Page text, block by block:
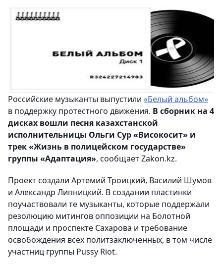
Российские музыканты выпустили «Белый альбом»
в поддержку протестного движения. В сборник на 4
дисках вошли песня казахстанской
исполнительницы Ольги Сур «Високосит» и
трек «Жизнь в полицейском государстве»
группы «Адаптация», сообщает Zakon.kz.
Проект создали Артемий Троицкий, Василий Шумов
и Александр Липницкий. В создании пластинки
поучаствовали те музыканты, которые поддержали
резолюцию митингов оппозиции на Болотной
площади и проспекте Сахарова и требование
освобождения всех политзаключенных, в том числе
участниц группы Pussy Riot.